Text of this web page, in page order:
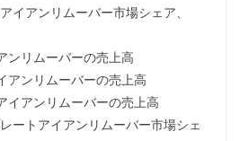
イアンリムーバー市場シェア、
ンリムーバーの売上高
アンリムーバーの売上高
イアンリムーバーの売上高
ートアイアンリムーバー市場シェ